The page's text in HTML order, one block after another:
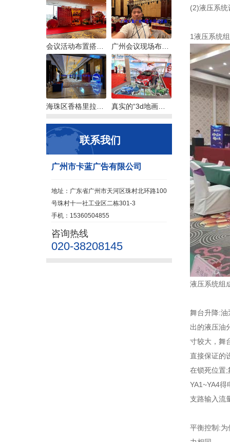
联系我们
广州市卡蓝广告有限公司
地址：广东省广州市天河区珠村北环路100
号珠村十一社工业区二栋301-3
手机：15360504855
咨询热线
020-38208145
(2)液压系统
1液压系统
液压系统组
舞台升降:油
出的液压油
寸较大，舞
直接保证的
在锁死位置;
YA1~YA4
支路输入流
平衡控制: